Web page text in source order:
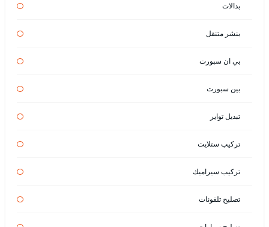
بدالات
بنشر متنقل
بي ان سبورت
بين سبورت
تبديل تواير
تركيب ستلايت
تركيب سيراميك
تصليح تلفونات